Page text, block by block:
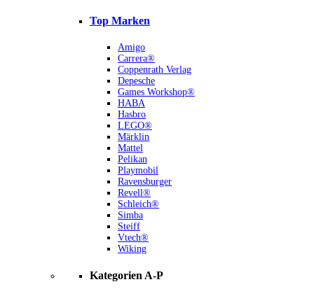
Top Marken
Amigo
Carrera®
Coppenrath Verlag
Depesche
Games Workshop®
HABA
Hasbro
LEGO®
Märklin
Mattel
Pelikan
Playmobil
Ravensburger
Revell®
Schleich®
Simba
Steiff
Vtech®
Wiking
Kategorien A-P